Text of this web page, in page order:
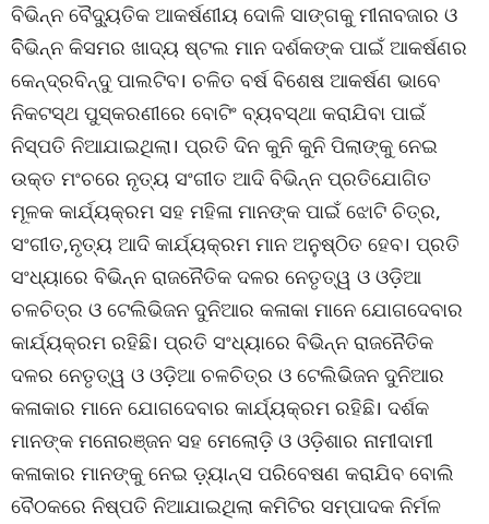
ବିଭିନ୍ନ ବୈଦ୍ୟୁତିକ ଆକର୍ଷଣୀୟ ଦୋଳି ସାଙ୍ଗକୁ ମୀନାବଜାର ଓ
ବିିଭିନ୍ନ କିସମର ଖାଦ୍ୟ ଷ୍ଟଲ ମାନ ଦର୍ଶକଙ୍କ ପାଇଁ ଆକର୍ଷଣର
କେନ୍ଦ୍ରବିନ୍ଦୁ ପାଲଟିବ। ଚଳିତ ବର୍ଷ ବିଶେଷ ଆକର୍ଷଣ ଭାବେ
ନିକଟସ୍ଥ ପୁସ୍କରଣୀରେ ବୋଟିଂ ବ୍ୟବସ୍ଥା କରାଯିବା ପାଇଁ
ନିସ୍ପତି ନିଆଯାଇଥିଲା। ପ୍ରତି ଦିନ କୁନି କୁନି ପିଲାଙ୍କୁ ନେଇ
ଉକ୍ତ ମଂଚରେ ନୃତ୍ୟ ସଂଗୀତ ଆଦି ବିଭିନ୍ନ ପ୍ରତିଯୋଗିତ
ମୂଳକ କାର୍ଯ୍ୟକ୍ରମ ସହ ମହିଳା ମାନଙ୍କ ପାଇଁ ଝୋଟି ଚିତ୍ର,
ସଂଗୀତ,ନୃତ୍ୟ ଆଦି କାର୍ଯ୍ୟକ୍ରମ ମାନ ଅନୁଷ୍ଠିତ ହେବ। ପ୍ରତି
ସଂଧ୍ୟାରେ ବିଭିନ୍ନ ରାଜନୈତିକ ଦଳର ନେତୃତ୍ୱ ଓ ଓଡ଼ିଆ
ଚଳଚିତ୍ର ଓ ଟେଲିଭିଜନ ଦୁନିଆର କଳାକା ମାନେ ଯୋଗଦେବାର
କାର୍ଯ୍ୟକ୍ରମ ରହିଛି। ପ୍ରତି ସଂଧ୍ୟାରେ ବିଭିନ୍ନ ରାଜନୈତିକ
ଦଳର ନେତୃତ୍ୱ ଓ ଓଡ଼ିଆ ଚଳଚିତ୍ର ଓ ଟେଲିଭିଜନ ଦୁନିଆର
କଳାକାର ମାନେ ଯୋଗଦେବାର କାର୍ଯ୍ୟକ୍ରମ ରହିଛି। ଦର୍ଶକ
ମାନଙ୍କ ମନୋରଞ୍ଜନ ସହ ମେଲୋଡ଼ି ଓ ଓଡ଼ିଶାର ନାମୀଦାମୀ
କଳାକାର ମାନଙ୍କୁ ନେଇ ଡ଼୍ୟାନ୍ସ ପରିବେଷଣ କରାଯିବ ବୋଲି
ବୈଠକରେ ନିଷ୍ପତି ନିଆଯାଇଥିଲା କମିଟିର ସମ୍ପାଦକ ନିର୍ମଳ